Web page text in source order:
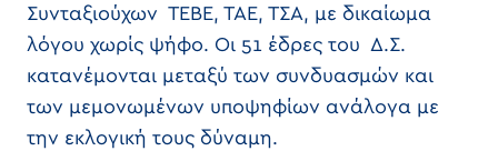
Συνταξιούχων ΤΕΒΕ, ΤΑΕ, ΤΣΑ, με δικαίωμα
λόγου χωρίς ψήφο. Οι 51 έδρες του Δ.Σ.
κατανέμονται μεταξύ των συνδυασμών και
των μεμονωμένων υποψηφίων ανάλογα με
την εκλογική τους δύναμη.